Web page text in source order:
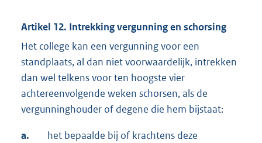
Artikel 12. Intrekking vergunning en schorsing
Het college kan een vergunning voor een
standplaats, al dan niet voorwaardelijk, intrekken
dan wel telkens voor ten hoogste vier
achtereenvolgende weken schorsen, als de
vergunninghouder of degene die hem bijstaat:
a.
het bepaalde bij of krachtens deze